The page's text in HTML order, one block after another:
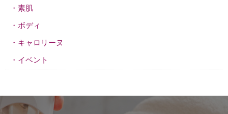
素肌
ボディ
キャロリーヌ
イベント